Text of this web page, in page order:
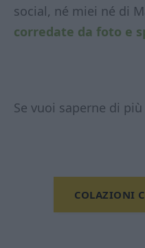
social, né miei né di
corredate da foto e
Se vuoi saperne di più
COLAZIONI